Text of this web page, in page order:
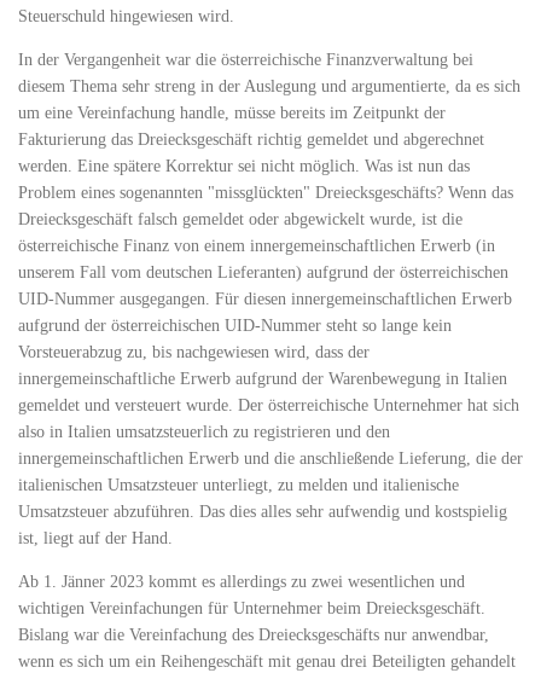
Steuerschuld hingewiesen wird.
In der Vergangenheit war die österreichische Finanzverwaltung bei
diesem Thema sehr streng in der Auslegung und argumentierte, da es sich
um eine Vereinfachung handle, müsse bereits im Zeitpunkt der
Fakturierung das Dreiecksgeschäft richtig gemeldet und abgerechnet
werden. Eine spätere Korrektur sei nicht möglich. Was ist nun das
Problem eines sogenannten "missglückten" Dreiecksgeschäfts? Wenn das
Dreiecksgeschäft falsch gemeldet oder abgewickelt wurde, ist die
österreichische Finanz von einem innergemeinschaftlichen Erwerb (in
unserem Fall vom deutschen Lieferanten) aufgrund der österreichischen
UID-Nummer ausgegangen. Für diesen innergemeinschaftlichen Erwerb
aufgrund der österreichischen UID-Nummer steht so lange kein
Vorsteuerabzug zu, bis nachgewiesen wird, dass der
innergemeinschaftliche Erwerb aufgrund der Warenbewegung in Italien
gemeldet und versteuert wurde. Der österreichische Unternehmer hat sich
also in Italien umsatzsteuerlich zu registrieren und den
innergemeinschaftlichen Erwerb und die anschließende Lieferung, die der
italienischen Umsatzsteuer unterliegt, zu melden und italienische
Umsatzsteuer abzuführen. Das dies alles sehr aufwendig und kostspielig
ist, liegt auf der Hand.
Ab 1. Jänner 2023 kommt es allerdings zu zwei wesentlichen und
wichtigen Vereinfachungen für Unternehmer beim Dreiecksgeschäft.
Bislang war die Vereinfachung des Dreiecksgeschäfts nur anwendbar,
wenn es sich um ein Reihengeschäft mit genau drei Beteiligten gehandelt